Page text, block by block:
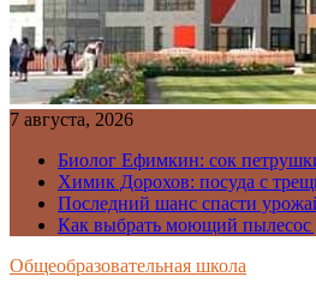
7 августа, 2026
Биолог Ефимкин: сок
Химик Дорохов: посуда с
Последний шанс спасти
Как выбрать моющий пылесос
Общеобразовательная школа